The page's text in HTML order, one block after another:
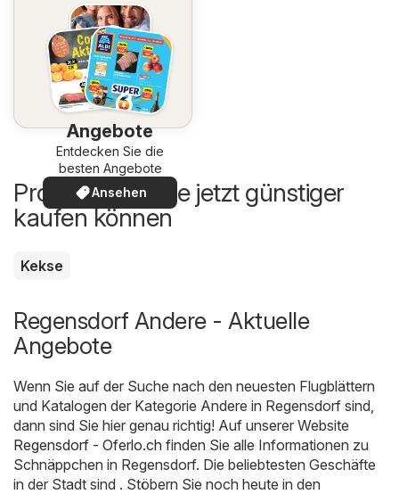
Angebote
Entdecken Sie die
besten Angebote
Ansehen
Produkte, die Sie jetzt günstiger
kaufen können
Kekse
Regensdorf Andere - Aktuelle
Angebote
Wenn Sie auf der Suche nach den neuesten Flugblättern
und Katalogen der Kategorie Andere in Regensdorf sind,
dann sind Sie hier genau richtig! Auf unserer Website
Regensdorf - Oferlo.ch finden Sie alle Informationen zu
Schnäppchen in Regensdorf. Die beliebtesten Geschäfte
in der Stadt sind . Stöbern Sie noch heute in den